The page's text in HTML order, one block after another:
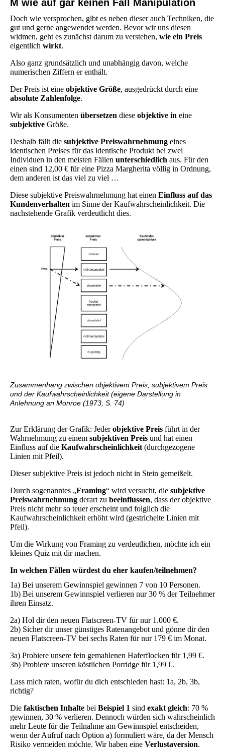
M wie auf gar keinen Fall Manipulation
Doch wie versprochen, gibt es neben dieser auch Techniken, die
gut und gerne angewendet werden. Bevor wir uns diesen
widmen, geht es zunächst darum zu verstehen, wie ein Preis
eigentlich wirkt.
Also ganz grundsätzlich und unabhängig davon, welche
numerischen Ziffern er enthält.
Der Preis ist eine objektive Größe, ausgedrückt durch eine
absolute Zahlenfolge.
Wir als Konsumenten übersetzen diese objektive in eine
subjektive Größe.
Deshalb fällt die subjektive Preiswahrnehmung eines
identischen Preises für das identische Produkt bei zwei
Individuen in den meisten Fällen unterschiedlich aus. Für den
einen sind 12,00 € für eine Pizza Margherita völlig in Ordnung,
dem anderen ist das viel zu viel …
Diese subjektive Preiswahrnehmung hat einen Einfluss auf das
Kundenverhalten im Sinne der Kaufwahrscheinlichkeit. Die
nachstehende Grafik verdeutlicht dies.
Zusammenhang zwischen objektivem Preis, subjektivem Preis
und der Kaufwahrscheinlichkeit (eigene Darstellung in
Anlehnung an Monroe (1973, S. 74)
Zur Erklärung der Grafik: Jederobjektive Preis führt in der
Wahrnehmung zu einem subjektiven Preis und hat einen
Einfluss auf die Kaufwahrscheinlichkeit (durchgezogene
Linien mit Pfeil).
Dieser subjektive Preis ist jedoch nicht in Stein gemeißelt.
Durch sogenanntes „Framing“ wird versucht, die subjektive
Preiswahrnehmung derart zu beeinflussen, dass der objektive
Preis nicht mehr so teuer erscheint und folglich die
Kaufwahrscheinlichkeit erhöht wird (gestrichelte Linien mit
Pfeil).
Um die Wirkung von Framing zu verdeutlichen, möchte ich ein
kleines Quiz mit dir machen.
In welchen Fällen würdest du eher kaufen/teilnehmen?
1a) Bei unserem Gewinnspiel gewinnen 7 von 10 Personen.
1b) Bei unserem Gewinnspiel verlieren nur 30 % der Teilnehmer
ihren Einsatz.
2a) Hol dir den neuen Flatscreen-TV für nur 1.000 €.
2b) Sicher dir unser günstiges Ratenangebot und gönne dir den
neuen Flatscreen-TV bei sechs Raten für nur 179 € im Monat.
3a) Probiere unsere fein gemahlenen Haferflocken für 1,99 €.
3b) Probiere unseren köstlichen Porridge für 1,99 €.
Lass mich raten, wofür du dich entschieden hast: 1a, 2b, 3b,
richtig?
Die faktischen Inhalte bei Beispiel 1 sind exakt gleich: 70 %
gewinnen, 30 % verlieren. Dennoch würden sich wahrscheinlich
mehr Leute für die Teilnahme am Gewinnspiel entscheiden,
wenn der Aufruf nach Option a) formuliert wäre, da der Mensch
Risiko vermeiden möchte. Wir haben eine Verlustaversion.